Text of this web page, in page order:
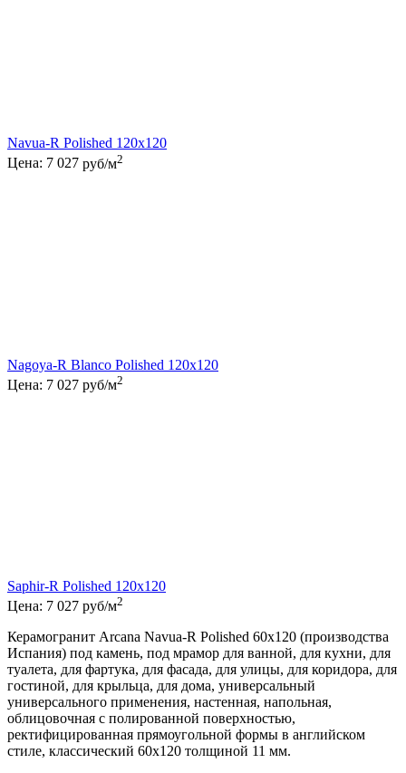
Navua-R Polished 120x120
Цена: 7 027 руб/м2
Nagoya-R Blanco Polished 120x120
Цена: 7 027 руб/м2
Saphir-R Polished 120x120
Цена: 7 027 руб/м2
Керамогранит Arcana Navua-R Polished 60x120 (производства
Испания) под камень, под мрамор для ванной, для кухни, для
туалета, для фартука, для фасада, для улицы, для коридора, для
гостиной, для крыльца, для дома, универсальный
универсального применения, настенная, напольная,
облицовочная с полированной поверхностью,
ректифицированная прямоугольной формы в английском
стиле, классический 60x120 толщиной 11 мм.